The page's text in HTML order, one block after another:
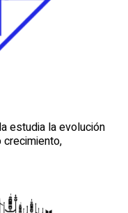
estudia la evolución